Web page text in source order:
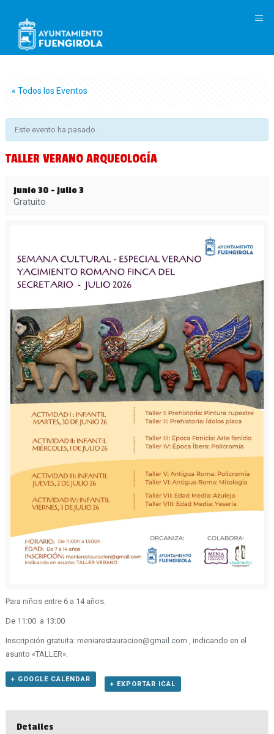
« Todos los Eventos
Este evento ha pasado.
TALLER VERANO ARQUEOLOGÍA
junio 30 -julio 3
Gratuito
Para niños entre 6 a 14 años.
De 11:00 a 13:00
Inscripción gratuita: meniarestauracion@gmail.com , indicando en el
asunto «TALLER».
+ GOOGLE CALENDAR
+ EXPORTAR ICAL
Detalles